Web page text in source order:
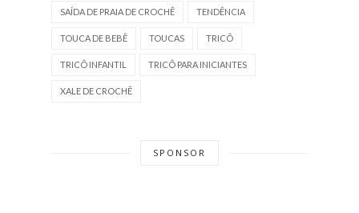
SAÍDA DE PRAIA DE CROCHÊ TENDÊNCIA
TOUCA DE BEBÊ TOUCAS TRICÔ
TRICÔ INFANTIL TRICÔ PARA INICIANTES
XALE DE CROCHÊ
SPONSOR